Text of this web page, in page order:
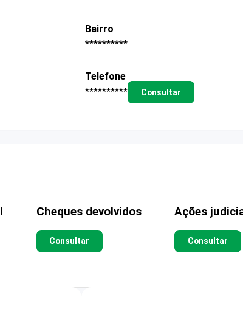
Bairro
**********
Telefone
**********
Consultar
Cheques devolvidos
Consultar
Ações
Consultar